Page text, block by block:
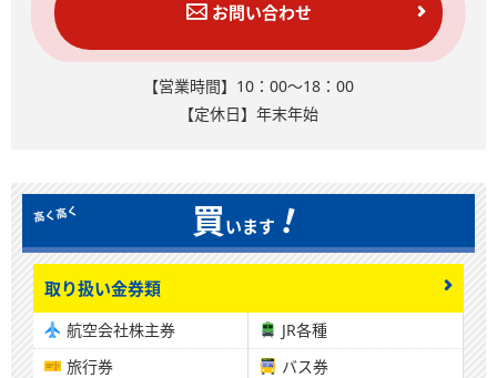
お問い合わせ
【営業時間】10：00～18：00
【定休日】年末年始
買 います！
取り扱い金券類
航空会社株主券
JR各種
旅行券
バス券